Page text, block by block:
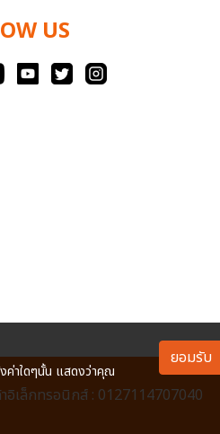
US
เล็กทรอนิกส์ : 0127114707040
ค่าใดๆนั้น แสดงว่าคุณ
ยอมรับ